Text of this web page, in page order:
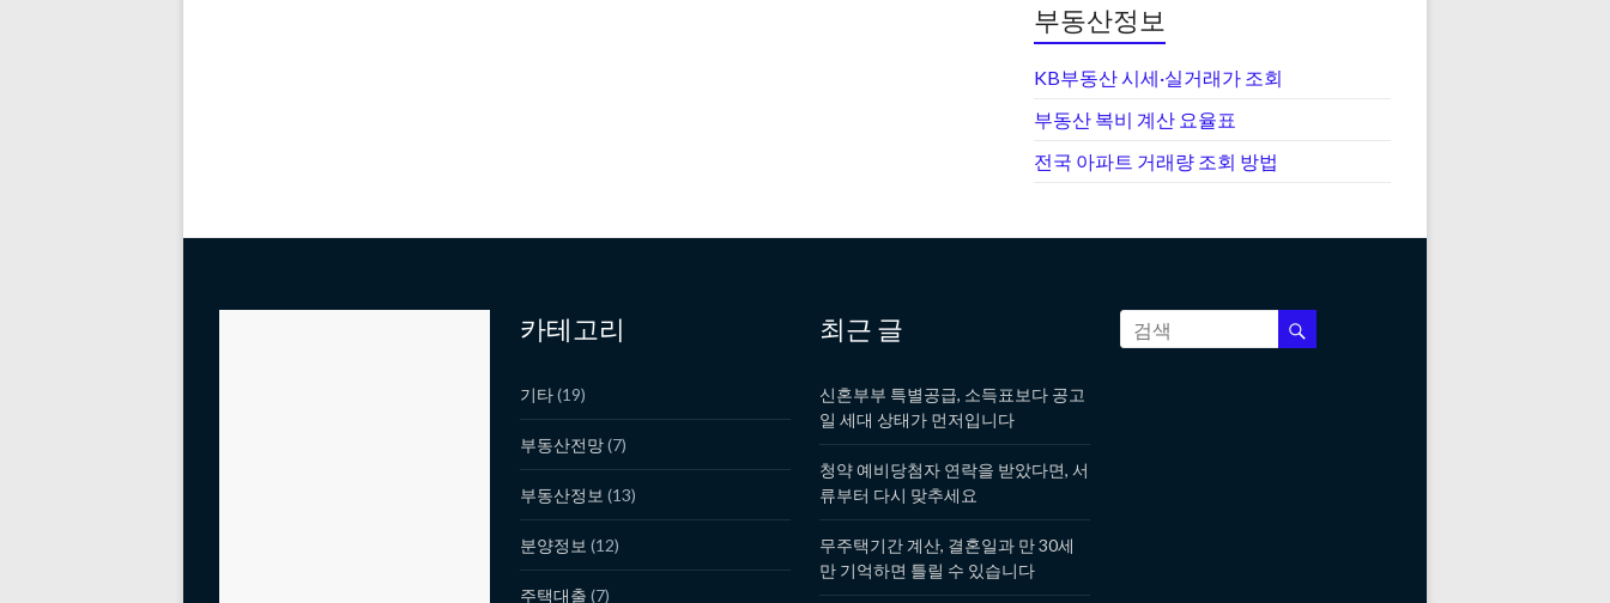
부동산정보
KB부동산 시세·실거래가 조회
부동산 복비 계산 요율표
전국 아파트 거래량 조회 방법
카테고리
기타(19)
부동산전망(7)
부동산정보 (13)
분양정보 (12)
주택대출 (7)
최근 글
신혼부부 특별공급, 소득표보다 공고
일 세대 상태가 먼저입니다
청약 예비당첨자 연락을 받았다면, 서
류부터 다시 맞추세요
무주택기간 계산, 결혼일과 만 30세
만 기억하면 틀릴 수 있습니다